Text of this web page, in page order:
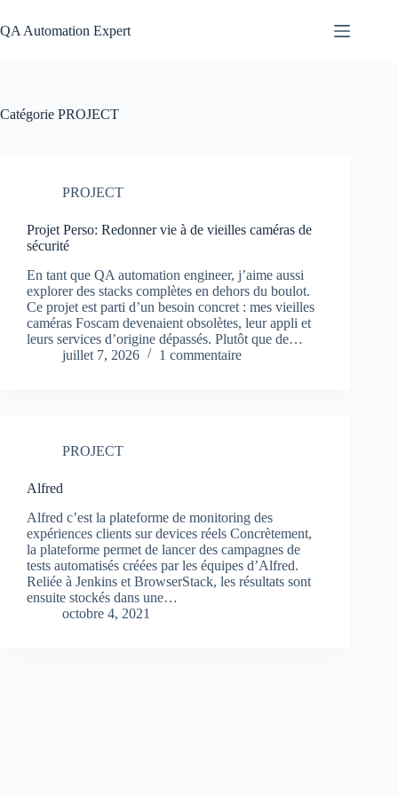
au
contenu
QA Automation Expert
Catégorie PROJECT
PROJECT
Projet Perso: Redonner vie à de vieilles caméras de
sécurité
En tant que QA automation engineer, j’aime aussi
explorer des stacks complètes en dehors du boulot.
Ce projet est parti d’un besoin concret : mes vieilles
caméras Foscam devenaient obsolètes, leur appli et
leurs services d’origine dépassés. Plutôt que de…
juillet 7, 2026
1 commentaire
PROJECT
Alfred
Alfred c’est la plateforme de monitoring des
expériences clients sur devices réels Concrètement,
la plateforme permet de lancer des campagnes de
tests automatisés créées par les équipes d’Alfred.
Reliée à Jenkins et BrowserStack, les résultats sont
ensuite stockés dans une…
octobre 4, 2021